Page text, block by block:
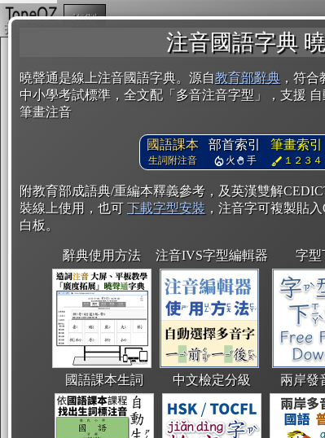
注音國語字典
曉聲通是線上注音國語字典。源自教育部辭典 ，符
中小學考試標準，全文配「多音注音字型」，支援
筆畫注音
國語課本
生詞附注音
部首索引
火 手
筆畫索引
１２３４
附教育部成語典/重編本釋義參考，及英漢雙解
裝線上使用，也可 下載字型安裝 ，注音字可複製貼
白板。
辭典使用方法 注音IVS字型編輯器 字型
國語課本生詞 中文檢定分級 兩岸發
複製